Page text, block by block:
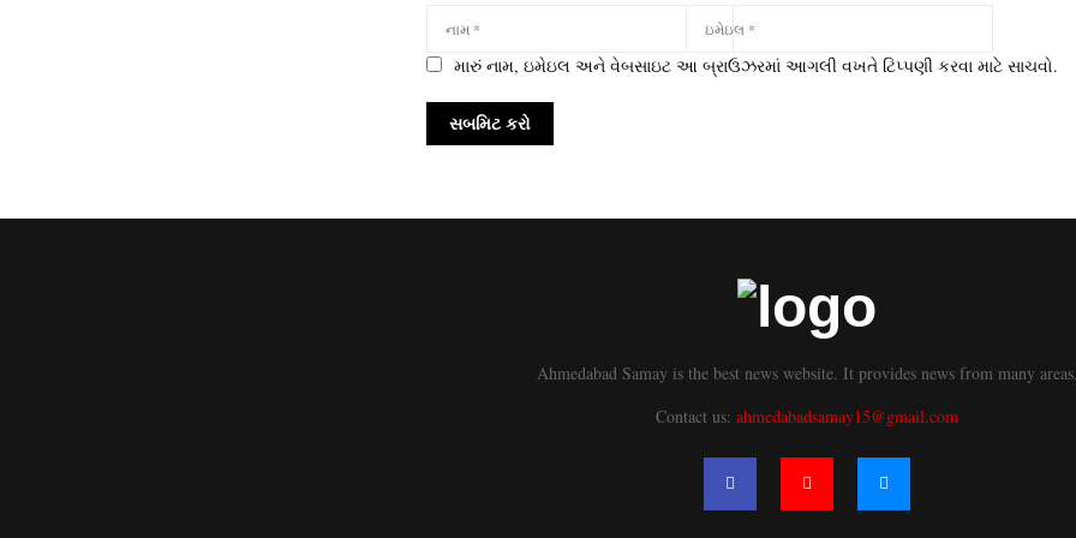
મારું નામ, ઇમેઇલ અને વેબસાઇટ આ બ્રાઉઝરમાં આગલી વખતે ટિપ્પણી કરવા માટે સાચવો.
Ahmedabad Samay is the best news website. It provides news from many
Contact us: ahmedabadsamay15@gmail.com